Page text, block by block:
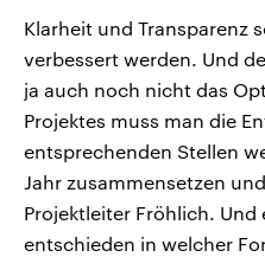
Klarheit und Transparenz
verbessert werden. Und
ja auch noch nicht das
Projektes muss man die
entsprechenden Stellen
Jahr zusammensetzen
Projektleiter Fröhlich.
entschieden in welcher